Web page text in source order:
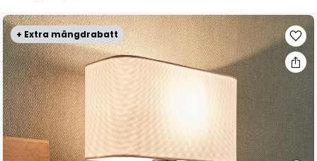
+ Extra mängdrabatt
Hoppa
till
slutet
av
bildgalleriet